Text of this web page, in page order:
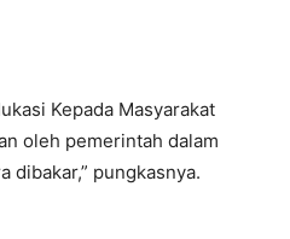
Kepada Masyarakat
oleh pemerintah dalam
dibakar,” pungkasnya.